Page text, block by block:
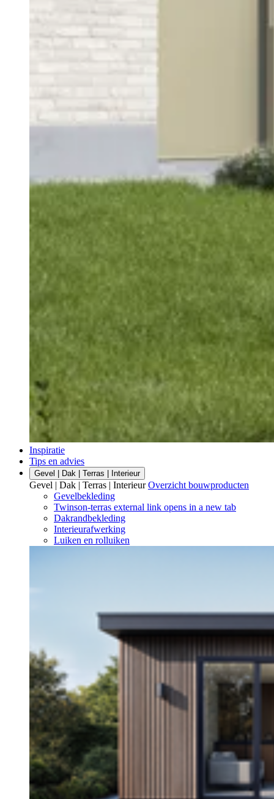
Inspiratie
Tips en advies
Gevel | Dak | Terras | Interieur
Gevel | Dak | Terras | Interieur Overzicht bouwproducten
Gevelbekleding
Twinson-terras external link opens in a new tab
Dakrandbekleding
Interieurafwerking
Luiken en rolluiken